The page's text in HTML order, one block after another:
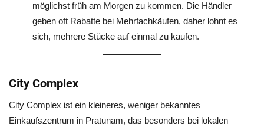
möglichst früh am Morgen zu kommen. Die Händler
geben oft Rabatte bei Mehrfachkäufen, daher lohnt es
sich, mehrere Stücke auf einmal zu kaufen.
City Complex
City Complex ist ein kleineres, weniger bekanntes
Einkaufszentrum in Pratunam, das besonders bei lokalen